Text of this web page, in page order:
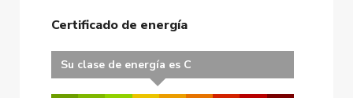
Certificado de energía
Su clase de energía es C